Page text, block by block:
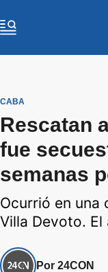
CABA
Rescatan
fue
semanas
Ocurrió en una
Villa Devoto.
Por 24CON